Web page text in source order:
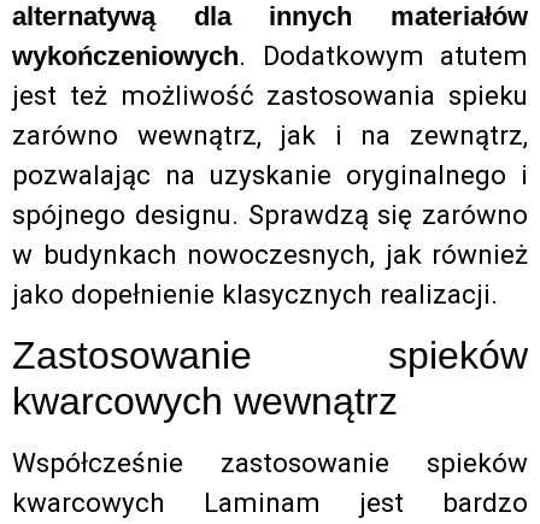
alternatywą dla innych materiałów
wykończeniowych. Dodatkowym atutem
jest też możliwość zastosowania spieku
zarówno wewnątrz, jak i na zewnątrz,
pozwalając na uzyskanie oryginalnego i
spójnego designu. Sprawdzą się zarówno
w budynkach nowoczesnych, jak również
jako dopełnienie klasycznych realizacji.
Zastosowanie spieków
kwarcowych wewnątrz
Współcześnie zastosowanie spieków
kwarcowych Laminam jest bardzo